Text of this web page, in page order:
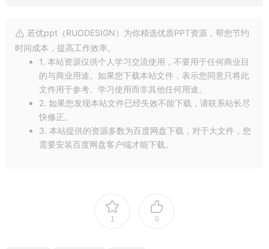
若优ppt（RUODESIGN）为你精选优质PPT资源，帮您节约
时间成本，提高工作效率。
1. 本站资源仅供个人学习交流使用，不要用于任何商业目
的与商业用途。如果您下载本站文件，表示您同意只将此
文件用于参考、学习使用而非其他任何用途。
2. 如果您发现本站文件已经失效不能下载，请联系站长尽
快修正。
3. 本站提供的资源多数为百度网盘下载，对于大文件，您
需要安装百度网盘客户端才能下载。
1 0